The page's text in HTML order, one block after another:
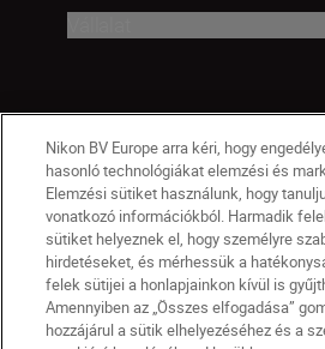
Nikon BV Europe arra kéri, hogy
hasonló technológiákat elemzési és
Elemzési sütiket használunk, hogy
vonatkozó információkból. Harmadik
sütiket helyeznek el, hogy személyre
hirdetéseket, és mérhessük a
felek sütijei a honlapjainkon kívül is
Amennyiben az „Összes elfogadása”
hozzájárul a sütik elhelyezéséhez és a